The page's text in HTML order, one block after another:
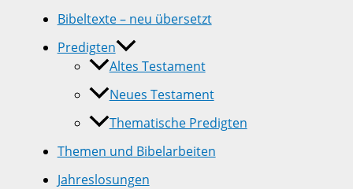
Bibeltexte – neu übersetzt
Predigten
Altes Testament
Neues Testament
Thematische Predigten
Themen und Bibelarbeiten
Jahreslosungen